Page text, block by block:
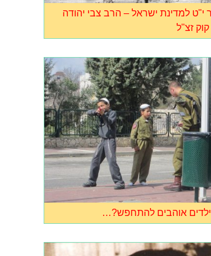
י"ט למדינת ישראל – הרב צבי יהודה
זצ"ל
אוהבים להתחפש?…